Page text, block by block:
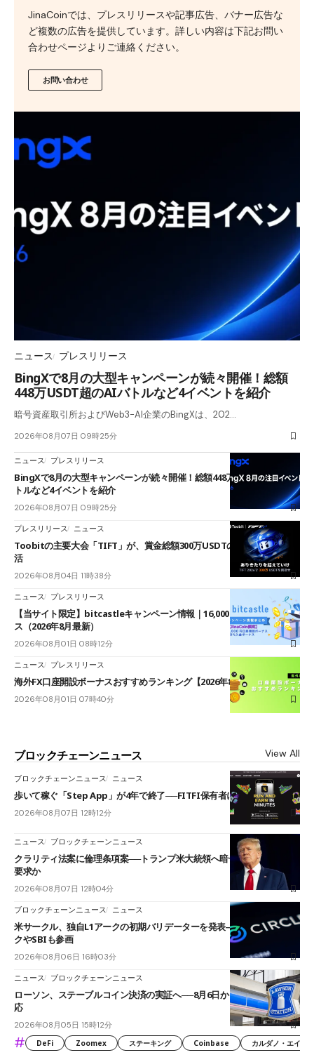
JinaCoinでは、プレスリリースや記事広告、バナー広告な
ど複数の広告を提供しています。詳しい内容は下記お問い
合わせページよりご連絡ください。
お問い合わせ
ニュース プレスリリース
BingXで8月の大型キャンペーンが続々開催！総額
448万USDT超のAIバトルなど4イベントを紹介
暗号資産取引所およびWeb3-AI企業のBingXは、202…
2026年08月07日 09時25分
ニュース プレスリリース
BingXで8月の大型キャンペーンが続々開催！総額448万USDT超のAIバ
トルなど4イベントを紹介
2026年08月07日 09時25分
プレスリリース ニュース
Toobitの主要大会「TIFT」が、賞金総額300万USDTのレースとして復
活
2026年08月04日 11時38分
ニュース プレスリリース
【当サイト限定】bitcastleキャンペーン情報｜16,000円口座開設ボーナ
ス（2026年8月最新）
2026年08月01日 08時12分
ニュース プレスリリース
海外FX口座開設ボーナスおすすめランキング【2026年8月最新】
2026年08月01日 07時40分
ブロックチェーンニュース View All
ブロックチェーンニュース ニュース
歩いて稼ぐ「Step App」が4年で終了──FITFI保有者に対応呼びかけ
2026年08月07日 12時12分
ニュース ブロックチェーンニュース
クラリティ法案に倫理条項案──トランプ米大統領へ暗号資産事業の売却
要求か
2026年08月07日 12時04分
ブロックチェーンニュース ニュース
米サークル、独自L1アークの初期バリデーターを発表――ブラックロッ
クやSBIも参画
2026年08月06日 16時03分
ニュース ブロックチェーンニュース
ローソン、ステーブルコイン決済の実証へ──8月6日からJPYCやUSDC対
応
2026年08月05日 15時12分
# DeFi Zoomex ステーキング Coinbase カルダノ・エイ